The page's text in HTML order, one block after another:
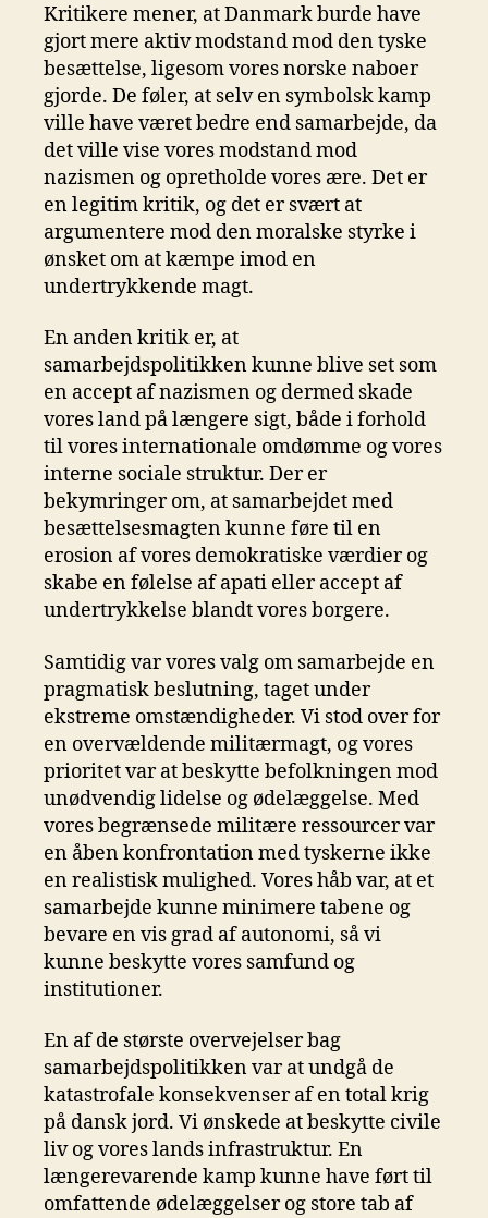
Kritikere mener, at Danmark burde have
gjort mere aktiv modstand mod den tyske
besættelse, ligesom vores norske naboer
gjorde. De føler, at selv en symbolsk kamp
ville have været bedre end samarbejde, da
det ville vise vores modstand mod
nazismen og opretholde vores ære. Det er
en legitim kritik, og det er svært at
argumentere mod den moralske styrke i
ønsket om at kæmpe imod en
undertrykkende magt.
En anden kritik er, at
samarbejdspolitikken kunne blive set som
en accept af nazismen og dermed skade
vores land på længere sigt, både i forhold
til vores internationale omdømme og vores
interne sociale struktur. Der er
bekymringer om, at samarbejdet med
besættelsesmagten kunne føre til en
erosion af vores demokratiske værdier og
skabe en følelse af apati eller accept af
undertrykkelse blandt vores borgere.
Samtidig var vores valg om samarbejde en
pragmatisk beslutning, taget under
ekstreme omstændigheder. Vi stod over for
en overvældende militærmagt, og vores
prioritet var at beskytte befolkningen mod
unødvendig lidelse og ødelæggelse. Med
vores begrænsede militære ressourcer var
en åben konfrontation med tyskerne ikke
en realistisk mulighed. Vores håb var, at et
samarbejde kunne minimere tabene og
bevare en vis grad af autonomi, så vi
kunne beskytte vores samfund og
institutioner.
En af de største overvejelser bag
samarbejdspolitikken var at undgå de
katastrofale konsekvenser af en total krig
på dansk jord. Vi ønskede at beskytte civile
liv og vores lands infrastruktur. En
længerevarende kamp kunne have ført til
omfattende ødelæggelser og store tab af